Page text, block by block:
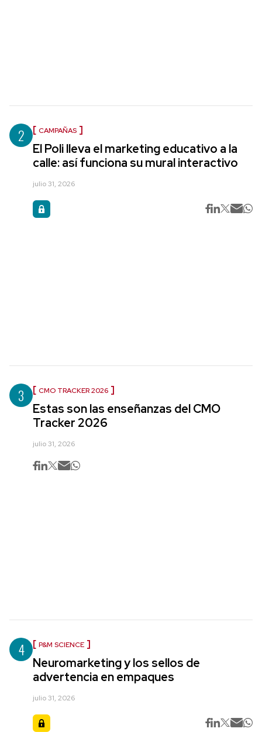
2 CAMPAÑAS
El Poli lleva el marketing educativo a la
calle: así funciona su mural interactivo
julio 31, 2026
3 CMO TRACKER 2026
Estas son las enseñanzas del CMO
Tracker 2026
julio 31, 2026
4 P&M SCIENCE
Neuromarketing y los sellos de
advertencia en empaques
julio 31, 2026